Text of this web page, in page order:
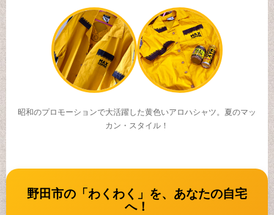
昭和のプロモーションで大活躍した黄色いアロハシャツ。夏のマッ
カン・スタイル！
野田市の「わくわく」を、あなたの自宅
へ！